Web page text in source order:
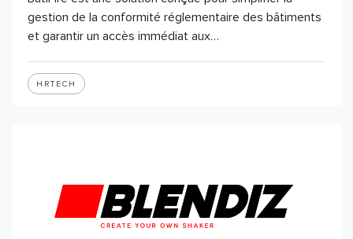
gestion de la conformité réglementaire des bâtiments
et garantir un accès immédiat aux…
HRTECH